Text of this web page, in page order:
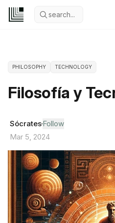
search...
PHILOSOPHY TECHNOLOGY
Filosofía y
SócratesFollow
Mar 5, 2024